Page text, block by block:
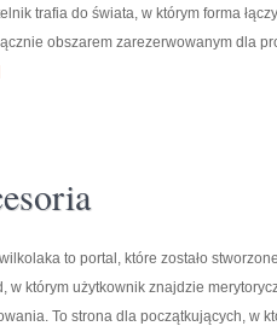
trafia do świata, w którym forma
obszarem zarezerwowanym dla
to portal, które zostało
w którym użytkownik znajdzie
To strona dla początkujących, w